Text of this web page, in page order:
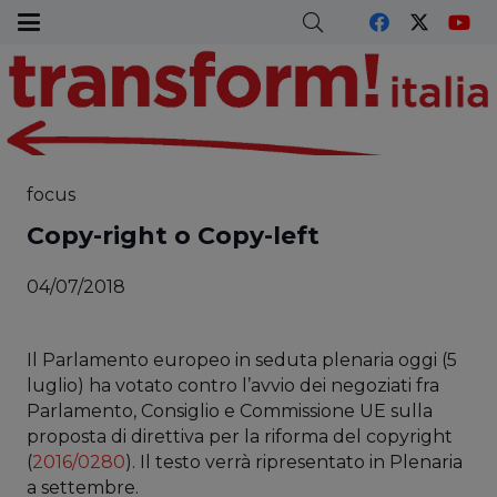
focus
Copy-right o Copy-left
04/07/2018
Il Parlamento europeo in seduta plenaria oggi (5
luglio) ha votato contro l’avvio dei negoziati fra
Parlamento, Consiglio e Commissione UE sulla
proposta di direttiva per la riforma del copyright
(2016/0280). Il testo verrà ripresentato in Plenaria
a settembre.